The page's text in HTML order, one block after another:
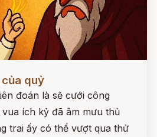
quỷ
đoán là sẽ cưới công
ích kỷ đã âm mưu thủ
trai ấy có thể vượt qua thử